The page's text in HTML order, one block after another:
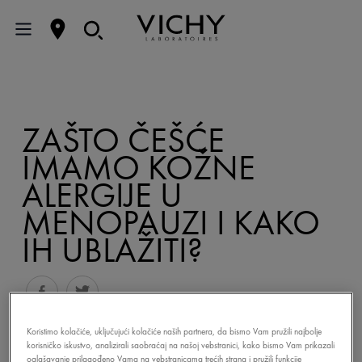
ZAŠTO ČEŠĆE
IMAMO KOŽNE
ALERGIJE U
MENOPAUZI I KAKO
IH UBLAŽITI?
Koristimo kolačiće, uključujući kolačiće naših partnera, da bismo Vam pružili najbolje
korisničko iskustvo, analizirali saobraćaj na našoj vebstranici, kako bismo Vam prikazali
oglašavanje prilagođeno Vama na vebstranicama trećih strana i pružili funkcije